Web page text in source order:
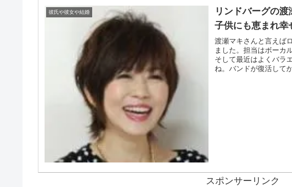
彼氏や彼女や結婚
リンドバーグの渡
子供にも恵まれ幸
渡瀬マキさんと言えば
ました。担当はボーカ
そして最近はよくバラ
ね。バンドが復活して
スポンサーリンク